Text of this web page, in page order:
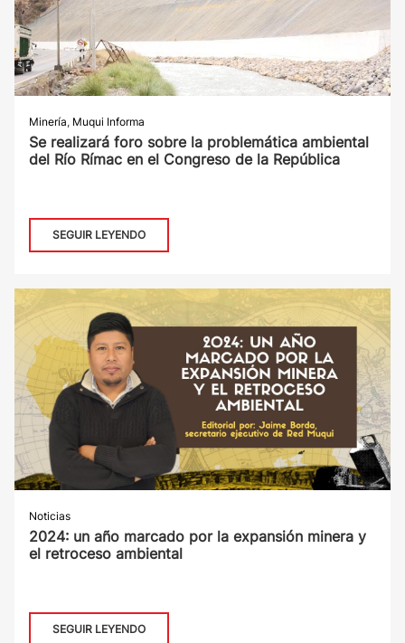
Minería, Muqui Informa
Se realizará foro sobre la problemática ambiental
del Río Rímac en el Congreso de la República
SEGUIR LEYENDO
Noticias
2024: un año marcado por la expansión minera y
el retroceso ambiental
SEGUIR LEYENDO